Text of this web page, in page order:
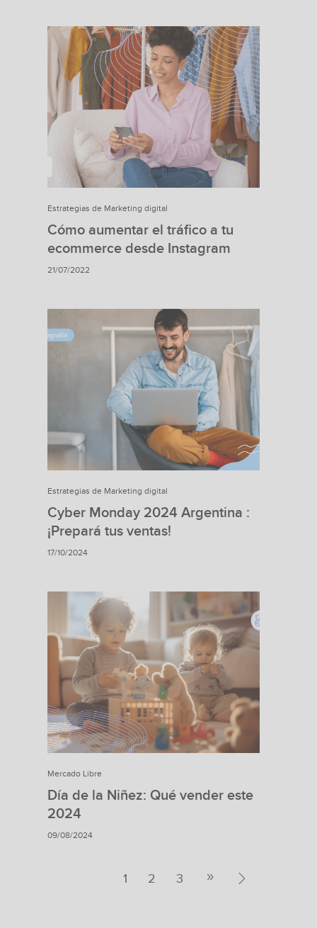
Estrategias de Marketing digital
Cómo aumentar el tráfico a tu
ecommerce desde Instagram
21/07/2022
Estrategias de Marketing digital
Cyber Monday 2024 Argentina :
¡Prepará tus ventas!
17/10/2024
Mercado Libre
Día de la Niñez: Qué vender este
2024
09/08/2024
1 2 3